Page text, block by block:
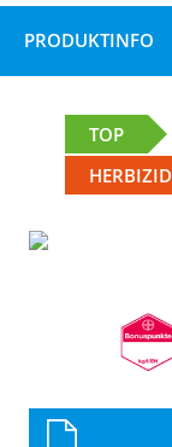
PRODUKTINFO
TOP
HERBIZID